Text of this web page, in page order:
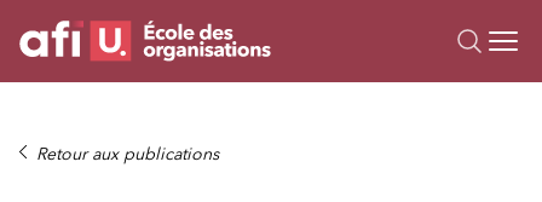
Formations
Retour aux publications